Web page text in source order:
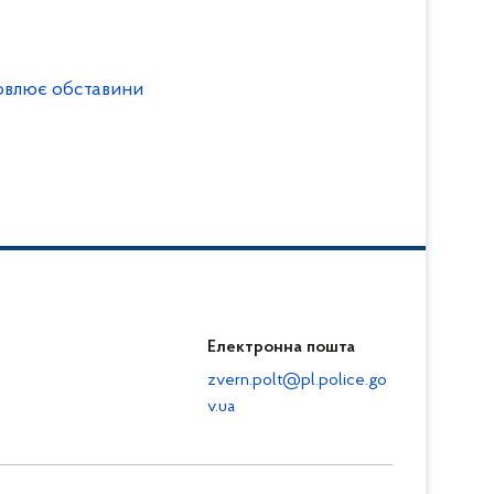
обставини
Електронна пошта
zvern.polt@pl.police.go
v.ua